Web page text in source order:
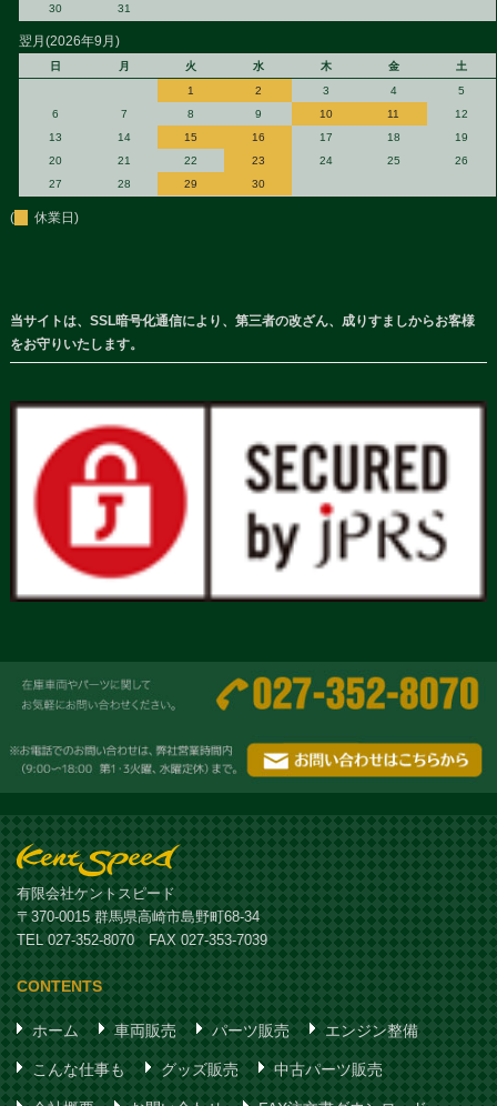
30
31
翌月(2026年9月)
日 月 火 水 木 金
土
1
2 3 4
5
6
7 8 9 10 11
12
13
14 15 16 17 18
19
20
21 22 23 24 25
26
27
28 29 30
( 休業日)
当サイトは、SSL暗号化通信により、第三者の改ざん、成りすましからお客様
をお守りいたします。
有限会社ケントスピード
〒370-0015 群馬県高崎市島野町68-34
TEL 027-352-8070 FAX 027-353-7039
CONTENTS
ホーム 車両販売 パーツ販売 エンジン整備
こんな仕事も グッズ販売 中古パーツ販売